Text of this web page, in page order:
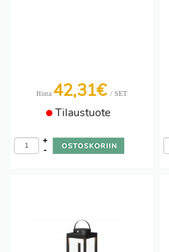
Hinta 42,31€ / SET
Tilaustuote
-
+